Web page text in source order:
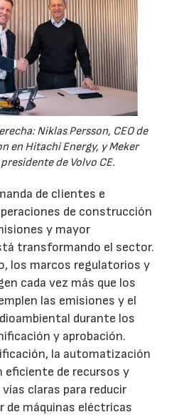
Niklas Persson, CEO de
en Hitachi Energy, y Meker
de Volvo CE.
de clientes e
de construcción
y mayor
transformando el sector.
los marcos regulatorios y
cada vez más que los
las emisiones y el
durante los
y aprobación.
la automatización
eficiente de recursos y
claras para reducir
de máquinas eléctricas